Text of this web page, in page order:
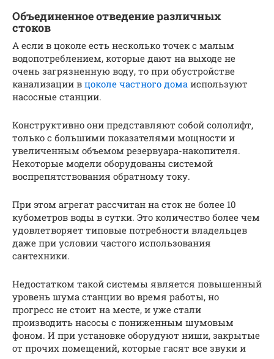
Объединенное отведение различных
стоков
А если в цоколе есть несколько точек с малым
водопотреблением, которые дают на выходе не
очень загрязненную воду, то при обустройстве
канализации в цоколе частного дома используют
насосные станции.
Конструктивно они представляют собой сололифт,
только с большими показателями мощности и
увеличенным объемом резервуара-накопителя.
Некоторые модели оборудованы системой
воспрепятствования обратному току.
При этом агрегат рассчитан на сток не более 10
кубометров воды в сутки. Это количество более чем
удовлетворяет типовые потребности владельцев
даже при условии частого использования
сантехники.
Недостатком такой системы является повышенный
уровень шума станции во время работы, но
прогресс не стоит на месте, и уже стали
производить насосы с пониженным шумовым
фоном. И при установке оборудуют ниши, закрытые
от прочих помещений, которые гасят все звуки и